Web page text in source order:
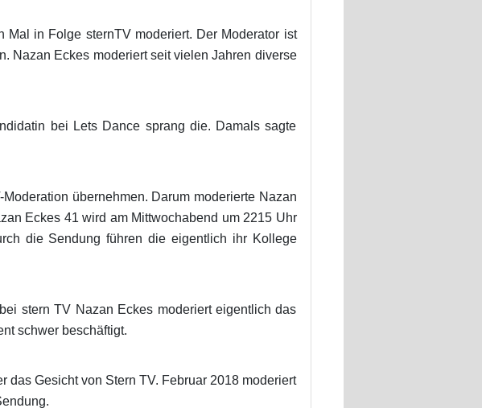
in Folge sternTV moderiert. Der Moderator ist
Nazan Eckes moderiert seit vielen Jahren diverse
bei Lets Dance sprang die. Damals sagte
übernehmen. Darum moderierte Nazan
Eckes 41 wird am Mittwochabend um 2215 Uhr
die Sendung führen die eigentlich ihr Kollege
stern TV Nazan Eckes moderiert eigentlich das
schwer beschäftigt.
das Gesicht von Stern TV. Februar 2018 moderiert